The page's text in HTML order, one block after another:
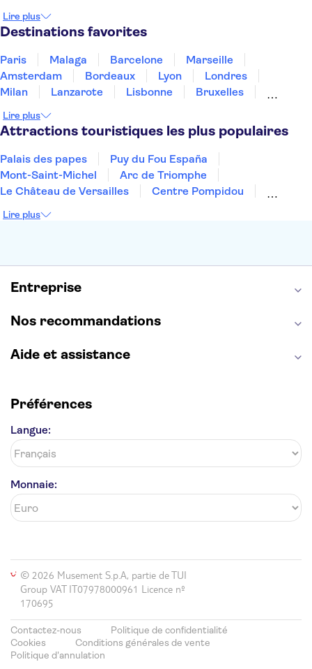
Thaïlande
Tunisie
Lire plus
Destinations favorites
Paris Malaga Barcelone
Marseille
Amsterdam
Bordeaux Lyon
Londres
Milan
Lanzarote Lisbonne
Bruxelles
Dubai
Copenhague Minorque Montpellier
Lire plus
Attractions touristiques les plus populaires
Palais des papes
Puy du Fou España
Mont-Saint-Michel
Arc de Triomphe
Le Château de Versailles
Centre Pompidou
La Chapelle Sixtine
Opéra Garnier
Lire plus
Entreprise
Nos recommandations
Aide et assistance
Préférences
Langue:
Monnaie:
© 2026 Musement S.p.A, partie de TUI
Group VAT IT07978000961 Licence nº
170695
Contactez-nous
Politique de confidentialité
Cookies
Conditions générales de vente
Politique d'annulation